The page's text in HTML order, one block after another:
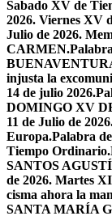
Sabado XV de
2026. Viernes XV
Julio de 2026.
CARMEN.
injusta la
14 de julio 2026.
DOMINGO XV
11 de Julio de
Europa.Palabra
Tiempo Ordinario.
SANTOS
de 2026. Martes
cisma ahora la
SANTA MARÍA